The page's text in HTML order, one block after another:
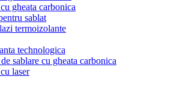
gheata carbonica
sablat
termoizolante
technologica
sablare cu gheata carbonica
laser